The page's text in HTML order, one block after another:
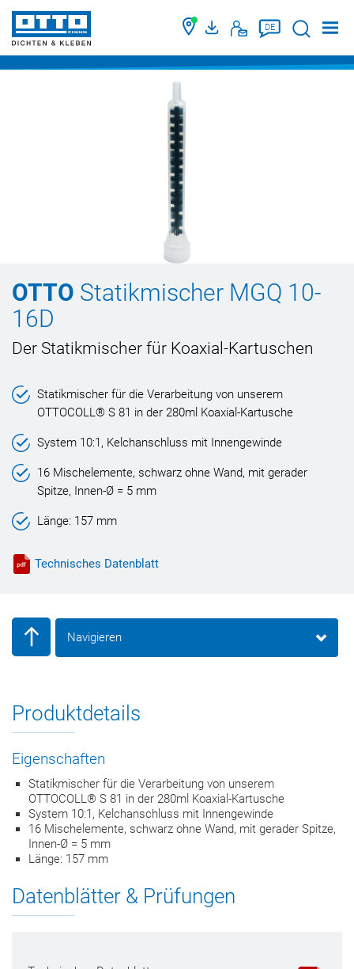
DE Suche
OTTO Statikmischer MGQ 10-
16D
Der Statikmischer für Koaxial-Kartuschen
Statikmischer für die Verarbeitung von unserem
OTTOCOLL® S 81 in der 280ml Koaxial-Kartusche
System 10:1, Kelchanschluss mit Innengewinde
16 Mischelemente, schwarz ohne Wand, mit gerader
Spitze, Innen-Ø = 5 mm
Länge: 157 mm
Technisches Datenblatt
Navigieren
Produktdetails
Eigenschaften
Statikmischer für die Verarbeitung von unserem
OTTOCOLL® S 81 in der 280ml Koaxial-Kartusche
System 10:1, Kelchanschluss mit Innengewinde
16 Mischelemente, schwarz ohne Wand, mit gerader Spitze,
Innen-Ø = 5 mm
Länge: 157 mm
Datenblätter & Prüfungen